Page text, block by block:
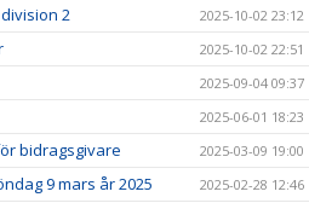
2 2025-10-02 23:12
2025-10-02 22:51
2025-09-04 09:37
2025-06-01 18:23
bidragsgivare 2025-03-09 19:00
9 mars år 2025 2025-02-28 12:46